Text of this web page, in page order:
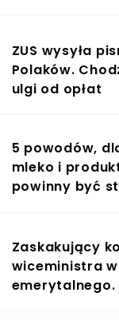
ZUS wysyła
Polaków.
ulgi od opłat
5 powodów,
mleko i
powinny być
Zaskakujący
wiceministra
emerytalnego.